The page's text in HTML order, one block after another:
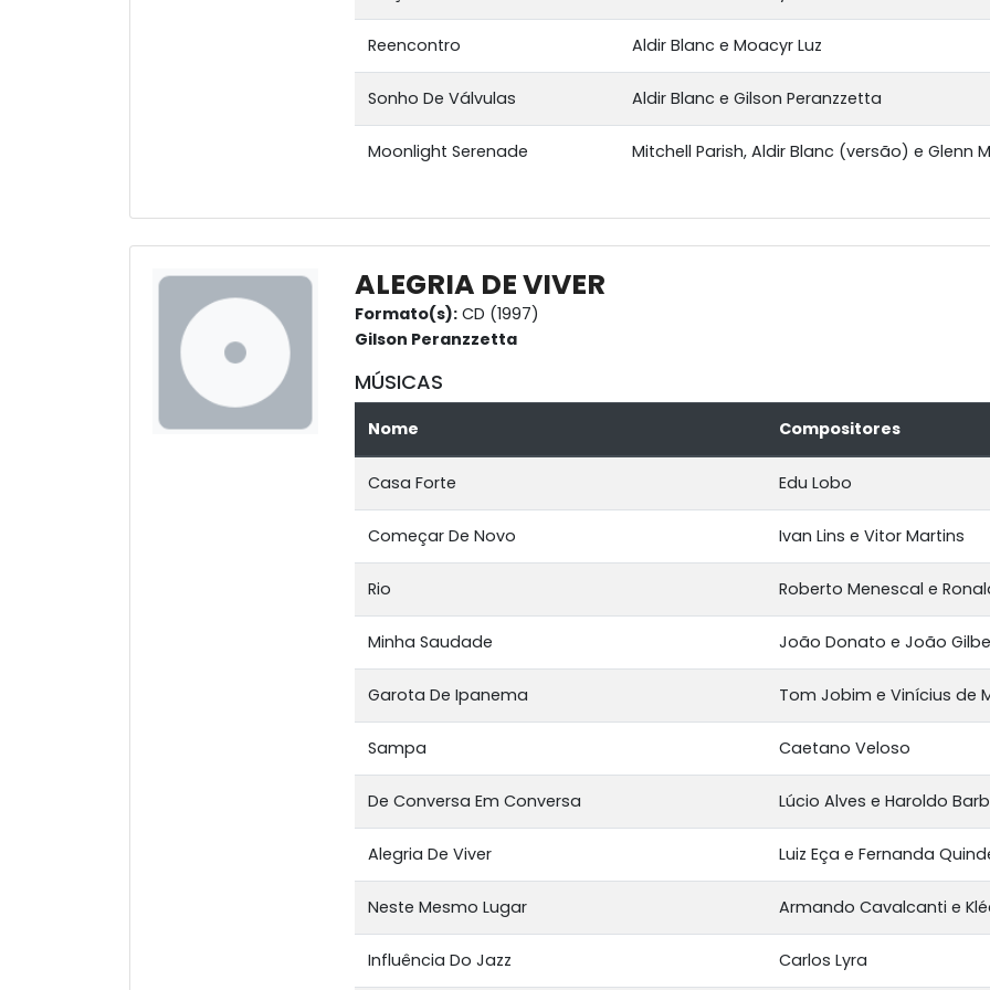
Reencontro Aldir Blanc e Moacyr Luz
Sonho De Válvulas Aldir Blanc e Gilson Peranzzetta
Moonlight Serenade Mitchell Parish, Aldir Blanc (versão) e Glenn
ALEGRIA DE VIVER
Formato(s): CD (1997)
Gilson Peranzzetta
MÚSICAS
Nome Compositores
Casa Forte Edu Lobo
Começar De Novo Ivan Lins e Vitor Martins
Rio Roberto Menescal e
Minha Saudade João Donato e João
Garota De Ipanema Tom Jobim e Vinícius de
Sampa Caetano Veloso
De Conversa Em Conversa Lúcio Alves e Haroldo
Alegria De Viver Luiz Eça e Fernanda
Neste Mesmo Lugar Armando Cavalcanti e
Influência Do Jazz Carlos Lyra